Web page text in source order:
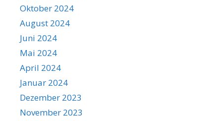
Oktober 2024
August 2024
Juni 2024
Mai 2024
April 2024
Januar 2024
Dezember 2023
November 2023